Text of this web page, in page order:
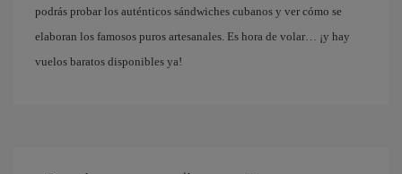
podrás probar los auténticos sándwiches cubanos y ver cómo se
elaboran los famosos puros artesanales. Es hora de volar… ¡y hay
vuelos baratos disponibles ya!